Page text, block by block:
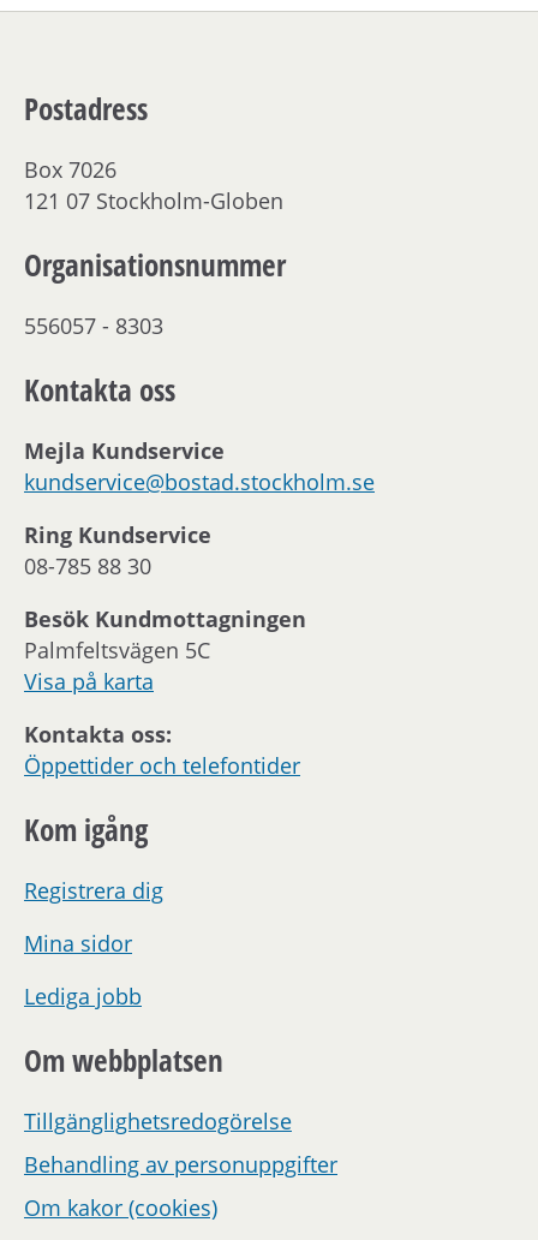
Postadress
Box 7026
121 07 Stockholm-Globen
Organisationsnummer
556057 - 8303
Kontakta oss
Mejla Kundservice
kundservice@bostad.stockholm.se
Ring Kundservice
08-785 88 30
Besök Kundmottagningen
Palmfeltsvägen 5C
Visa på karta
Kontakta oss:
Öppettider och telefontider
Kom igång
Registrera dig
Mina sidor
Lediga jobb
Om webbplatsen
Tillgänglighetsredogörelse
Behandling av personuppgifter
Om kakor (cookies)